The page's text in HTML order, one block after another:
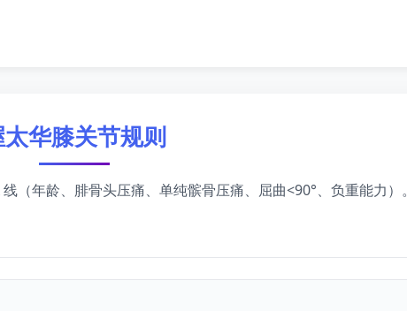
华膝关节规则
（年龄、腓骨头压痛、单纯髌骨压痛、屈曲<90°、负重能力）。